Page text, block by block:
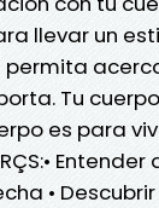
llevar un
permita
Tu
es para
•